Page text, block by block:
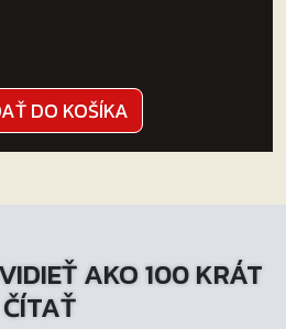
DO KOŠÍKA
AKO 100 KRÁT
ČÍTAŤ